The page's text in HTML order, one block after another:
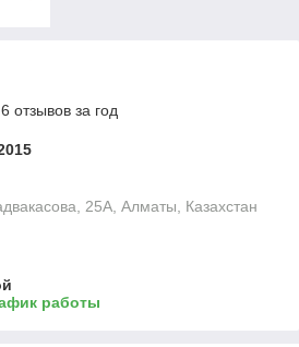
отзывов за год
25А, Алматы, Казахстан
работы